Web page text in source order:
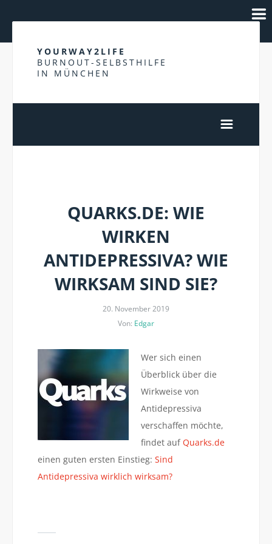
YOURWAY2LIFE
BURNOUT-SELBSTHILFE
IN MÜNCHEN
QUARKS.DE: WIE
WIRKEN
ANTIDEPRESSIVA? WIE
WIRKSAM SIND SIE?
20. November 2019
Von: Edgar
Wer sich einen
Überblick über die
Wirkweise von
Antidepressiva
verschaffen möchte,
findet aufQuarks.de
einen guten ersten Einstieg: Sind
Antidepressiva wirklich wirksam?